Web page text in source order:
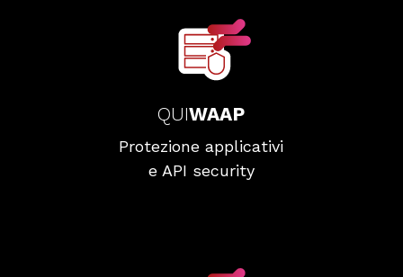
QUIWAAP
Protezione applicativi
e API security